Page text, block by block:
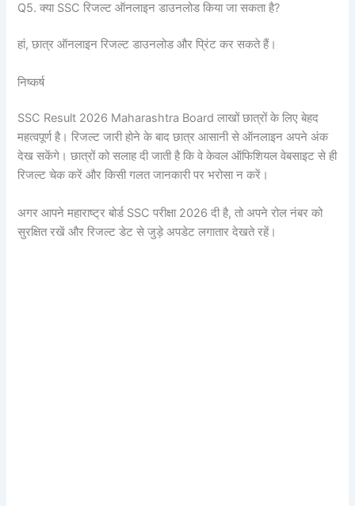
Q5. क्या SSC रिजल्ट ऑनलाइन डाउनलोड किया जा सकता है?
हां, छात्र ऑनलाइन रिजल्ट डाउनलोड और प्रिंट कर सकते हैं।
निष्कर्ष
SSC Result 2026 Maharashtra Board लाखों छात्रों के लिए बेहद
महत्वपूर्ण है। रिजल्ट जारी होने के बाद छात्र आसानी से ऑनलाइन अपने अंक
देख सकेंगे। छात्रों को सलाह दी जाती है कि वे केवल ऑफिशियल वेबसाइट से ही
रिजल्ट चेक करें और किसी गलत जानकारी पर भरोसा न करें।
अगर आपने महाराष्ट्र बोर्ड SSC परीक्षा 2026 दी है, तो अपने रोल नंबर को
सुरक्षित रखें और रिजल्ट डेट से जुड़े अपडेट लगातार देखते रहें।